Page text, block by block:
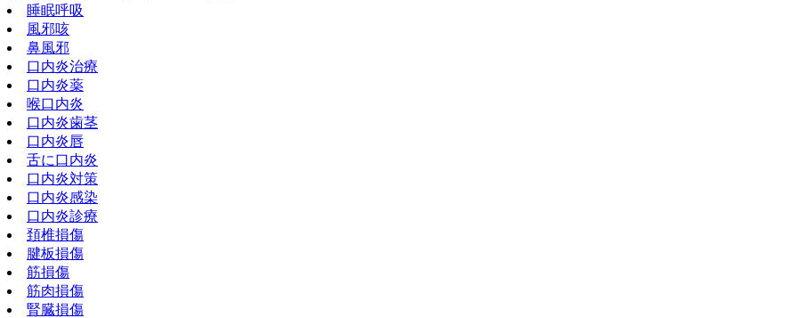
睡眠呼吸
風邪咳
鼻風邪
口内炎治療
口内炎薬
喉口内炎
口内炎歯茎
口内炎唇
舌に口内炎
口内炎対策
口内炎感染
口内炎診療
頚椎損傷
腱板損傷
筋損傷
筋肉損傷
腎臓損傷